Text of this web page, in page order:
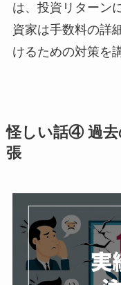
は、投資リターン
資家は手数料の詳
けるための対策を
怪しい話④ 過去
張